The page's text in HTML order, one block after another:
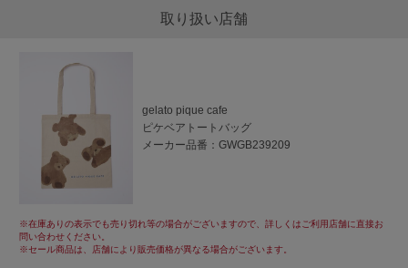
取り扱い店舗
gelato pique cafe
ピケベアトートバッグ
メーカー品番： GWGB239209
※在庫ありの表示でも売り切れ等の場合がございますので、詳しくはご利用店舗に直接お
問い合わせください。
※セール商品は、店舗により販売価格が異なる場合がございます。